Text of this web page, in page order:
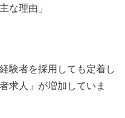
な理由」
験者を採用しても定着し
求人」が増加していま